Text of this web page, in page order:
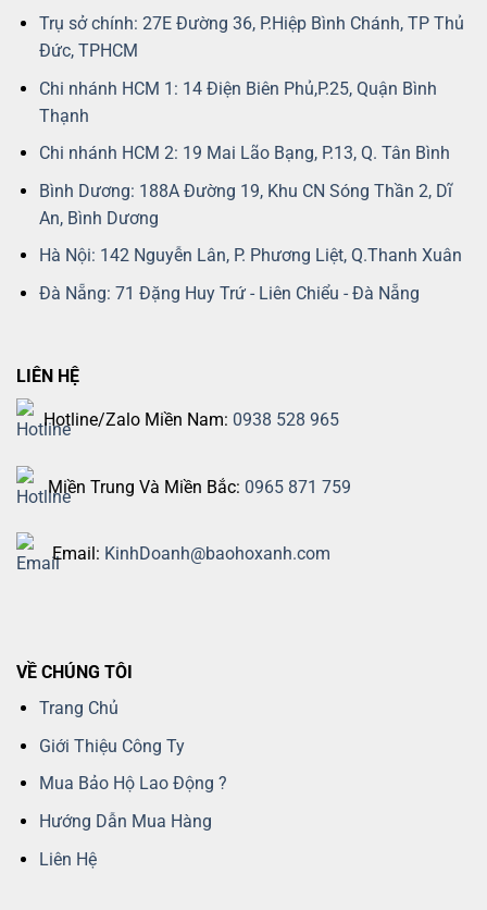
Trụ sở chính: 27E Đường 36, P.Hiệp Bình Chánh, TP Thủ
Đức, TPHCM
Chi nhánh HCM 1: 14 Điện Biên Phủ,P.25, Quận Bình
Thạnh
Chi nhánh HCM 2: 19 Mai Lão Bạng, P.13, Q. Tân Bình
Bình Dương: 188A Đường 19, Khu CN Sóng Thần 2, Dĩ
An, Bình Dương
Hà Nội: 142 Nguyễn Lân, P. Phương Liệt, Q.Thanh Xuân
Đà Nẵng: 71 Đặng Huy Trứ - Liên Chiểu - Đà Nẵng
LIÊN HỆ
Hotline/Zalo Miền Nam: 0938 528 965
Miền Trung Và Miền Bắc: 0965 871 759
Email: KinhDoanh@baohoxanh.com
VỀ CHÚNG TÔI
Trang Chủ
Giới Thiệu Công Ty
Mua Bảo Hộ Lao Động ?
Hướng Dẫn Mua Hàng
Liên Hệ